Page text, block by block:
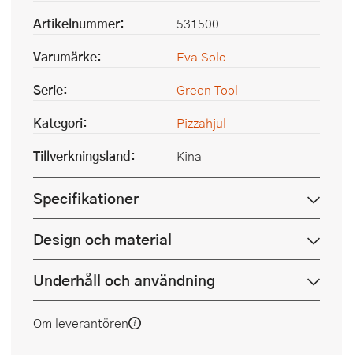
Artikelnummer:
531500
Varumärke:
Eva Solo
Serie:
Green Tool
Kategori:
Pizzahjul
Tillverkningsland:
Kina
Specifikationer
Design och material
Underhåll och användning
Om leverantören